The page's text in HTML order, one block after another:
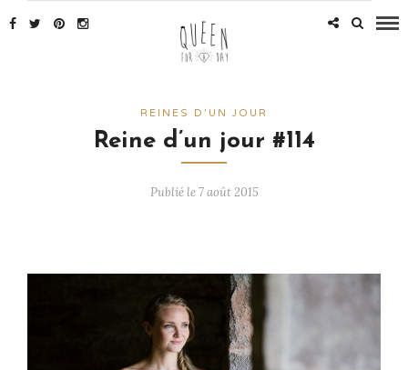
REINES D'UN JOUR
Reine d’un jour #114
Publié le 7 août 2015